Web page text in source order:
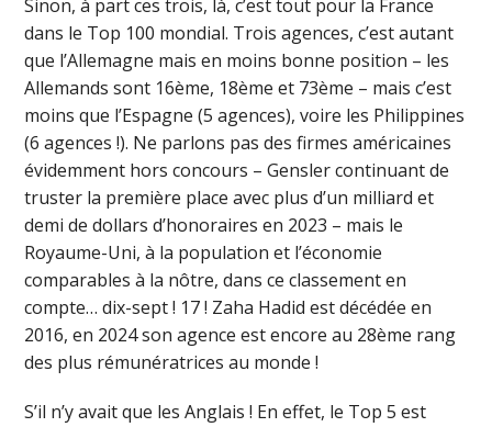
Sinon, à part ces trois, là, c’est tout pour la France
dans le Top 100 mondial. Trois agences, c’est autant
que l’Allemagne mais en moins bonne position – les
Allemands sont 16ème, 18ème et 73ème – mais c’est
moins que l’Espagne (5 agences), voire les Philippines
(6 agences !). Ne parlons pas des firmes américaines
évidemment hors concours – Gensler continuant de
truster la première place avec plus d’un milliard et
demi de dollars d’honoraires en 2023 – mais le
Royaume-Uni, à la population et l’économie
comparables à la nôtre, dans ce classement en
compte… dix-sept ! 17 ! Zaha Hadid est décédée en
2016, en 2024 son agence est encore au 28ème rang
des plus rémunératrices au monde !
S’il n’y avait que les Anglais ! En effet, le Top 5 est